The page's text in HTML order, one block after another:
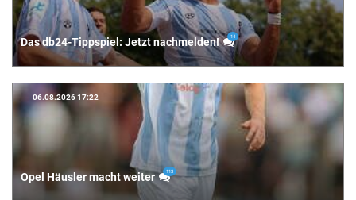
Das db24-Tippspiel: Jetzt nachmelden! 14
06.08.2026 17:22
Opel Häusler macht weiter 113